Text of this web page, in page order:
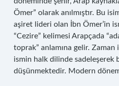
Ömer” olarak anılmıştır. Bu
aşiret lideri olan İbn Ömer’in
“Cezire” kelimesi Arapçada
toprak” anlamına gelir.
ismin halk dilinde sadeleşerek
düşünmektedir. Modern